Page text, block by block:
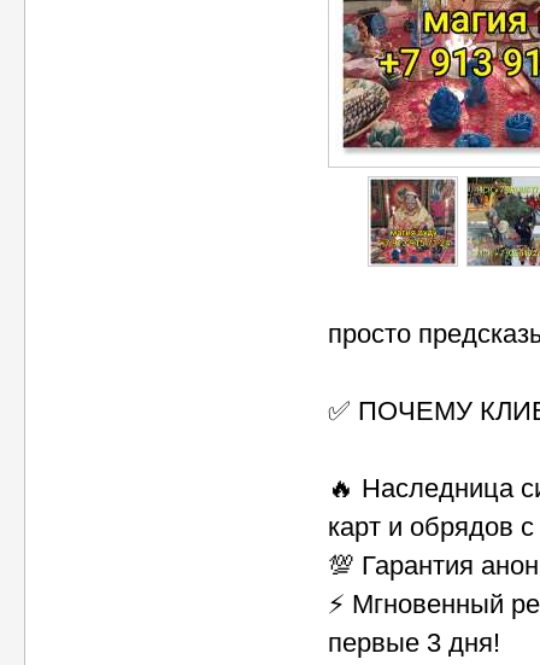
просто
✅ ПОЧЕМУ
🔥 Наследница
карт и обрядов с
💯 Гарантия
⚡ Мгновенный
первые 3 дня!